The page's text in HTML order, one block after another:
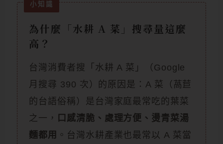
為什麼「水耕 A 菜」搜尋量這麼
高？
台灣消費者搜「水耕 A 菜」（Google
月搜尋 390 次）的原因是：A 菜（萵苣
的台語俗稱）是台灣家庭最常吃的葉菜
之一，
口感清脆、處理方便、燙青菜湯
麵都用 。台灣水耕產業也最常以 A 菜當